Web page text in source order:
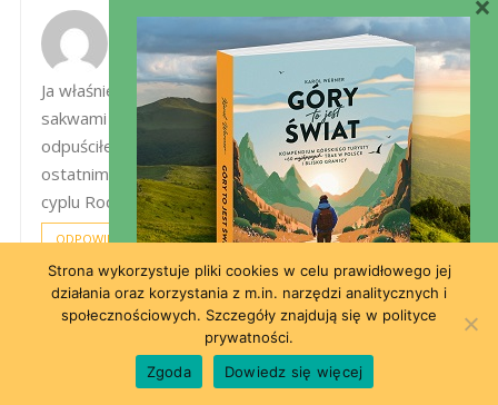
ZBYCHACZ
5 sierpnia 2014 o 18:59
Ja właśnie miałem w planach Balos z rowerem i
sakwami ale jak zobaczyłem kamienie i schody to
odpuściłem bo bałem się zostawić samotnie rower na
ostatnim parkingu. ale za to byłem na poprzednim
cyplu Rodopou – super szutry i zatoka.
ODPOWIEDZ
TERESA NIERODA
22 kwietnia 2014 o 12:36
Strona wykorzystuje pliki cookies w celu prawidłowego jej
działania oraz korzystania z m.in. narzędzi analitycznych i
społecznościowych. Szczegóły znajdują się w polityce
prywatności.
Zgoda
Dowiedz się więcej